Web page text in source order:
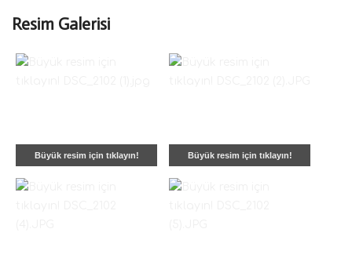
Resim Galerisi
Büyük resim için tıklayın! Büyük resim için tıklayın!